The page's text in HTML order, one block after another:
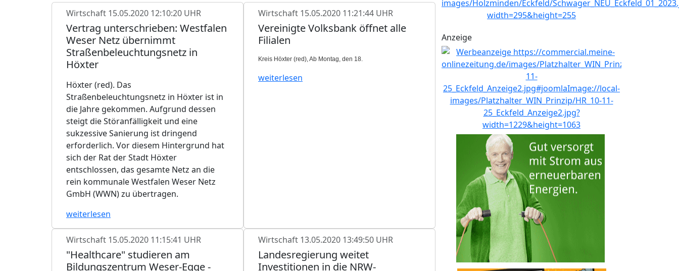
Wirtschaft 15.05.2020 12:10:20 UHR
Vertrag unterschrieben: Westfalen
Weser Netz übernimmt
Straßenbeleuchtungsnetz in
Höxter
Höxter (red). Das
Straßenbeleuchtungsnetz in Höxter ist in
die Jahre gekommen. Aufgrund dessen
steigt die Störanfälligkeit und eine
sukzessive Sanierung ist dringend
erforderlich. Vor diesem Hintergrund hat
sich der Rat der Stadt Höxter
entschlossen, das gesamte Netz an die
rein kommunale Westfalen Weser Netz
GmbH (WWN) zu übertragen.
weiterlesen
Wirtschaft 15.05.2020 11:21:44 UHR
Vereinigte Volksbank öffnet alle
Filialen
Kreis Höxter (red), Ab Montag, den 18.
weiterlesen
Wirtschaft 15.05.2020 11:15:41 UHR
"Healthcare" studieren am
Bildungszentrum Weser-Egge -
Wirtschaft 13.05.2020 13:49:50 UHR
Landesregierung weitet
Investitionen in die NRW-
Anzeige